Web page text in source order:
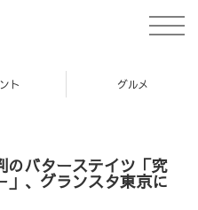
toggle
ト グルメ
のバターステイツ「究
、グランスタ東京に